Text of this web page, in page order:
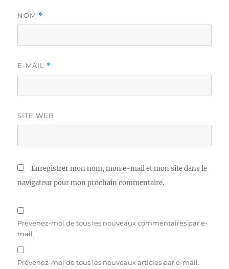
NOM *
E-MAIL *
SITE WEB
Enregistrer mon nom, mon e-mail et mon site dans le
navigateur pour mon prochain commentaire.
Prévenez-moi de tous les nouveaux commentaires par e-
mail.
Prévenez-moi de tous les nouveaux articles par e-mail.